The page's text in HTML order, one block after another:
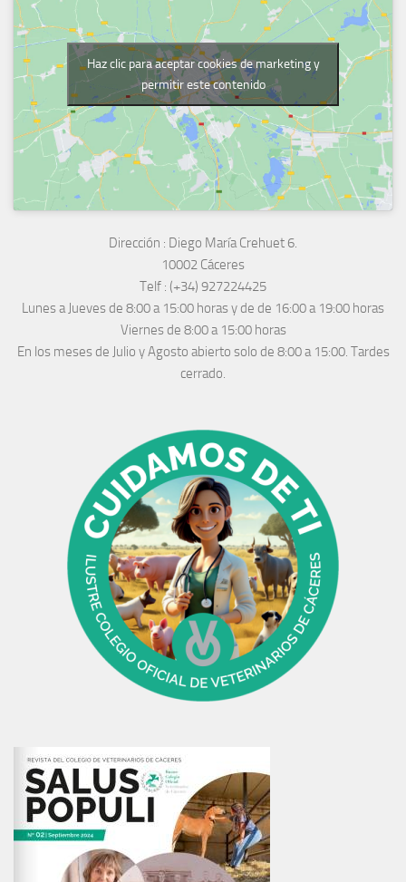
Haz clic para aceptar cookies de marketing y
permitir este contenido
Dirección : Diego María Crehuet 6.
10002 Cáceres
Telf : (+34) 927224425
Lunes a Jueves de 8:00 a 15:00 horas y de de 16:00 a 19:00 horas
Viernes de 8:00 a 15:00 horas
En los meses de Julio y Agosto abierto solo de 8:00 a 15:00. Tardes
cerrado.